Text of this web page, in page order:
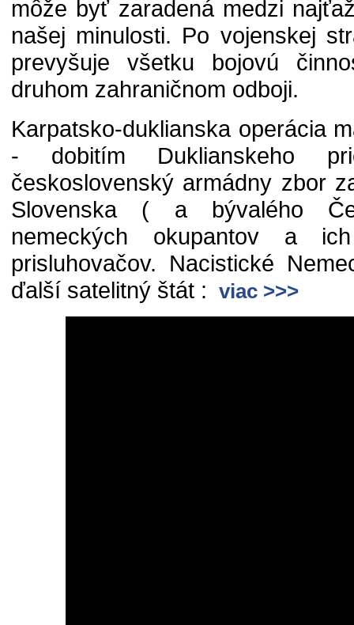
môže byť zaradená medzi
našej minulosti. Po vojenskej
prevyšuje všetku bojovú
druhom zahraničnom odboji.
Karpatsko-duklianska operácia
- dobitím Duklianskeho
československý armádny zbor
Slovenska ( a bývalého
nemeckých okupantov a
prisluhovačov. Nacistické
ďalší satelitný štát :
viac >>>